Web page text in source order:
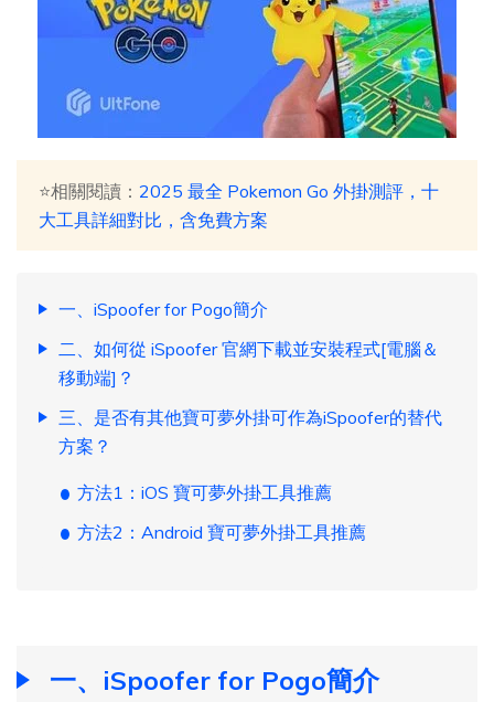
⭐相關閱讀： 2025 最全 Pokemon Go 外掛測評，十
大工具詳細對比，含免費方案
一、iSpoofer for Pogo簡介
二、如何從 iSpoofer 官網下載並安裝程式[電腦＆
移動端]？
三、是否有其他寶可夢外掛可作為iSpoofer的替代
方案？
方法1：iOS 寶可夢外掛工具推薦
方法2：Android 寶可夢外掛工具推薦
一、iSpoofer for Pogo簡介